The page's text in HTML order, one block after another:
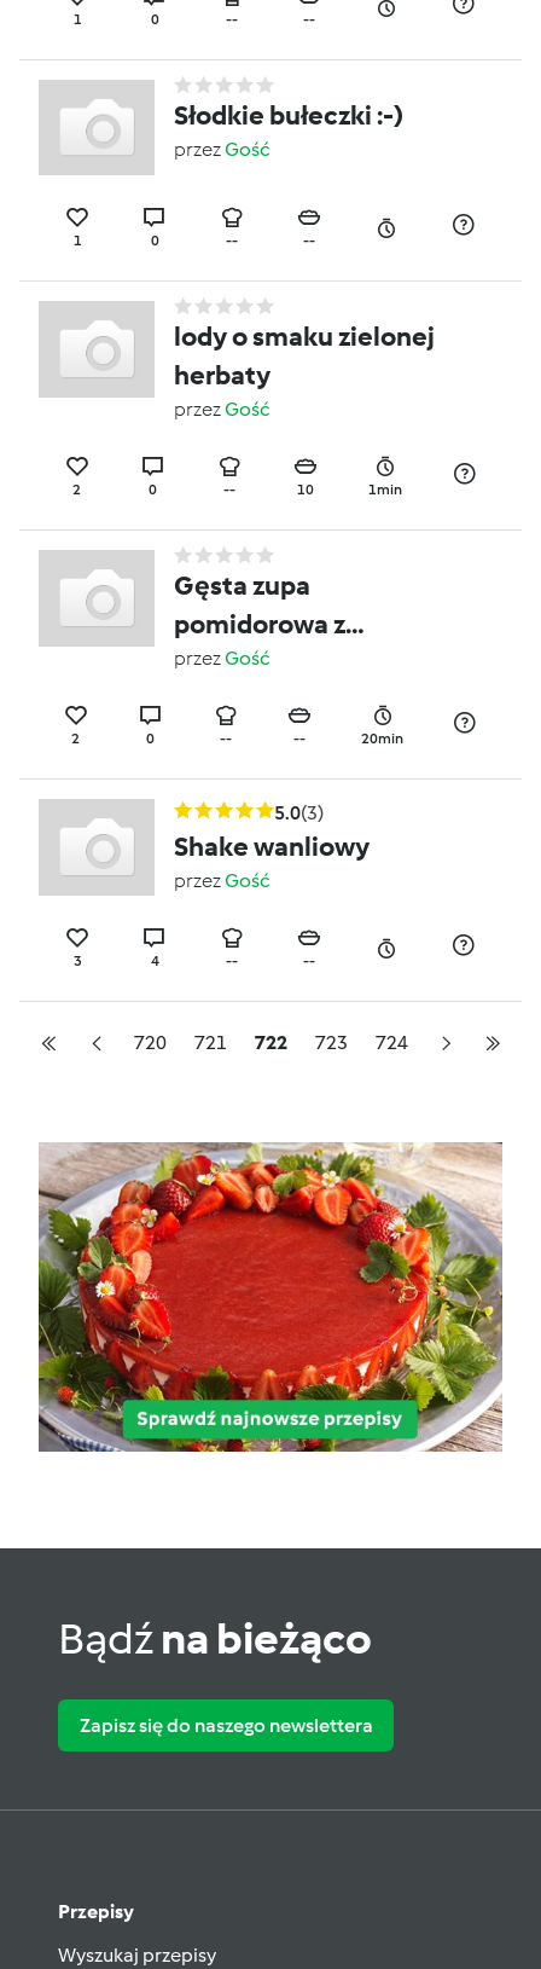
1 0 -- --
Słodkie bułeczki :-)
przezGość
1 0 -- --
lody o smaku zielonej
herbaty
przezGość
2 0 -- 10 1min
Gęsta zupa
pomidorowa z
kurczakiem
przezGość
2 0 -- -- 20min
5.0(3)
Shake wanliowy
przezGość
3 4 -- --
720 721 722 723 724
Bądźna bieżąco
Zapisz się do naszego newslettera
Przepisy
Wyszukaj przepisy